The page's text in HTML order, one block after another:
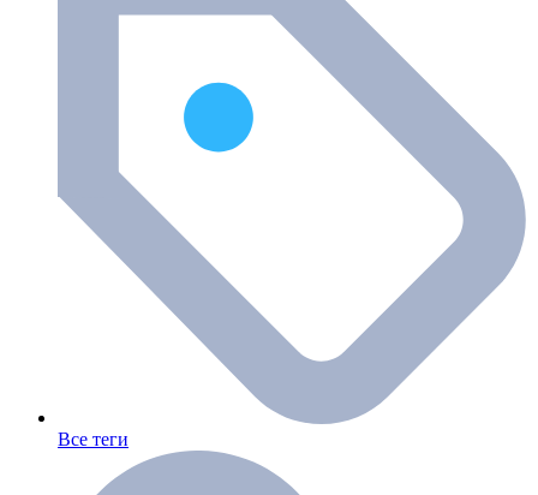
Все теги